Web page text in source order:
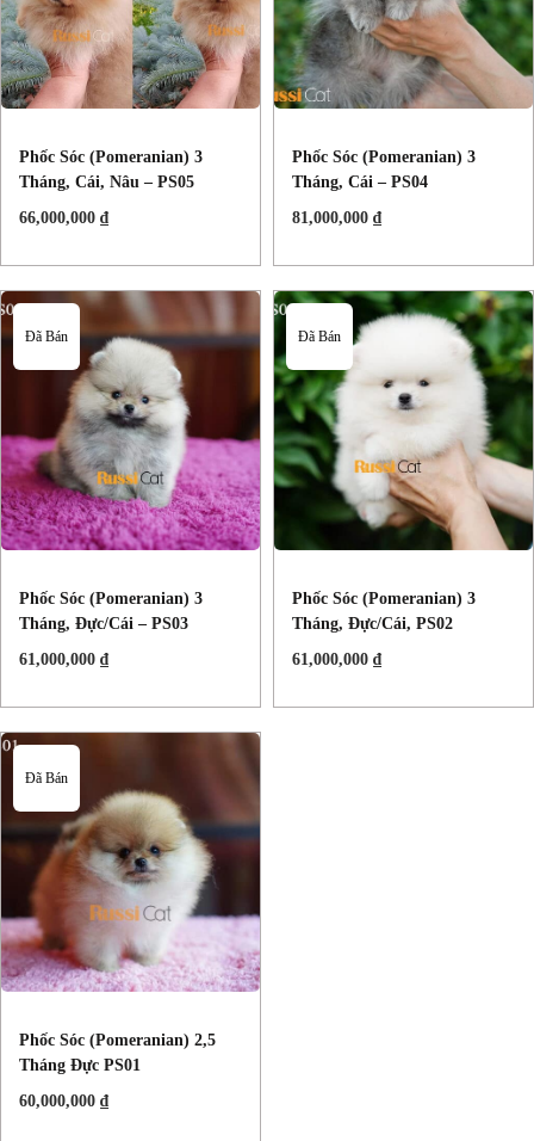
Phốc Sóc (Pomeranian) 3
Tháng, Cái, Nâu – PS05
66,000,000 ₫
Phốc Sóc (Pomeranian) 3
Tháng, Cái – PS04
81,000,000 ₫
Đã Bán
Phốc Sóc (Pomeranian) 3
Tháng, Đực/cái – PS03
61,000,000 ₫
Đã Bán
Phốc Sóc (Pomeranian) 3
Tháng, Đực/cái, PS02
61,000,000 ₫
Đã Bán
Phốc Sóc (Pomeranian) 2,5
Tháng Đực PS01
60,000,000 ₫